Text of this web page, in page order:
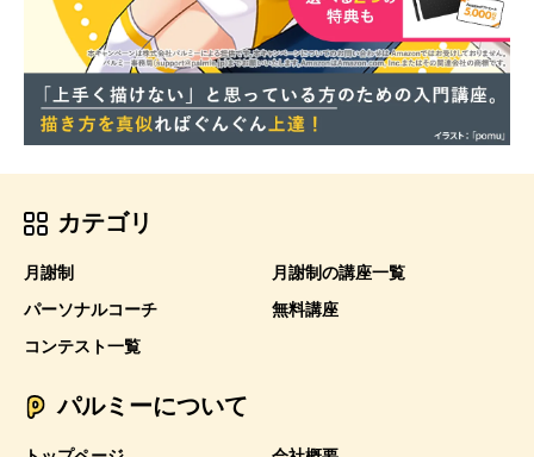
カテゴリ
月謝制
月謝制の講座一覧
パーソナルコーチ
無料講座
コンテスト一覧
パルミーについて